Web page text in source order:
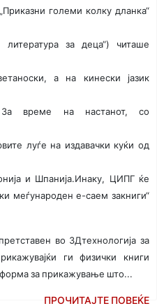
големи колку дланка“
литература за деца“) читаше
а на кинески јазик
време на настанот, со
луѓе на издавачки куќи од
и Шпанија.Инаку, ЦИПГ ќе
меѓународен е-саем закниги“
во 3Дтехнологија за
ги физички книги
за прикажување што...
ПРОЧИТАЈТЕ ПОВЕЌЕ